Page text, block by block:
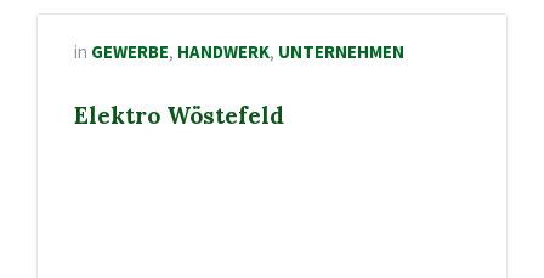
in GEWERBE, HANDWERK, UNTERNEHMEN
Elektro Wöstefeld